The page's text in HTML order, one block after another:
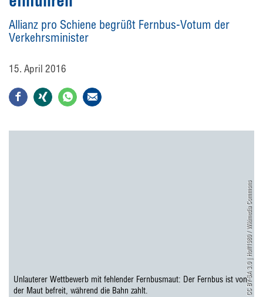
Allianz pro Schiene begrüßt Fernbus-Votum der
Verkehrsminister
15. April 2016
CC BY-SA 3.0 | Hoff1980 / Wikimedia Commons
Unlauterer Wettbewerb mit fehlender Fernbusmaut: Der Fernbus ist von
der Maut befreit, während die Bahn zahlt.